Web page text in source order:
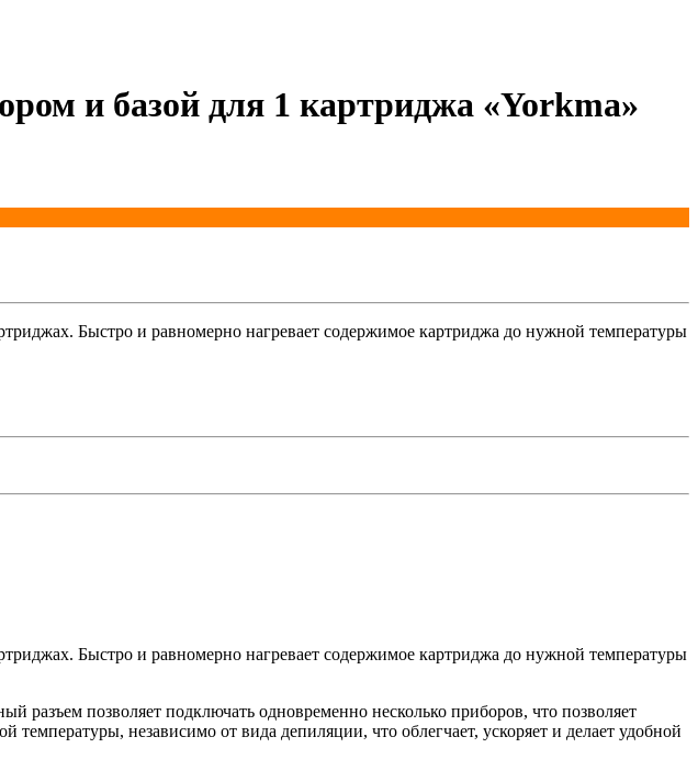
и базой для 1 картриджа «Yorkma»
Быстро и равномерно нагревает содержимое картриджа до нужной температуры
Быстро и равномерно нагревает содержимое картриджа до нужной температуры
разъем позволяет подключать одновременно несколько приборов, что позволяет
независимо от вида депиляции, что облегчает, ускоряет и делает удобной